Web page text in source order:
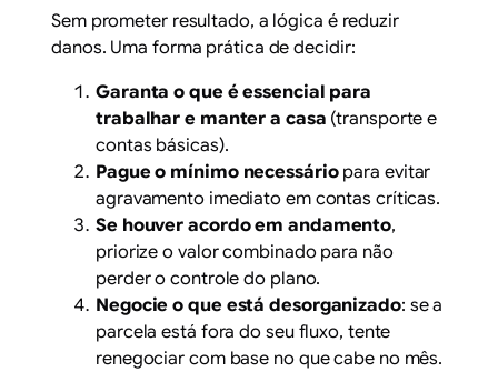
Sem prometer resultado, a lógica é reduzir
danos. Uma forma prática de decidir:
Garanta o que é essencial para
trabalhar e manter a casa (transporte e
contas básicas).
Pague o mínimo necessáriopara evitar
agravamento imediato em contas críticas.
Se houver acordo em andamento,
priorize o valor combinado para não
perder o controle do plano.
Negocie o que está desorganizado: se a
parcela está fora do seu fluxo, tente
renegociar com base no que cabe no mês.